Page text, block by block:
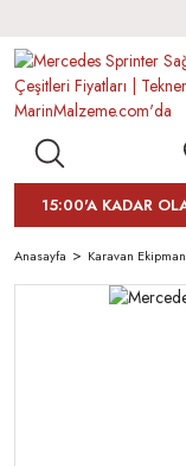
15:00'A KADAR
Anasayfa Karavan